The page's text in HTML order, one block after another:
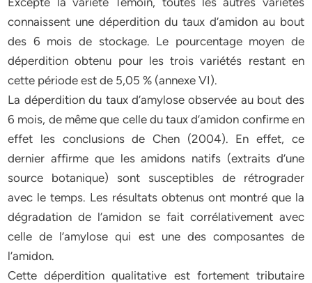
connaissent une déperdition du taux d’amidon au bout
des 6 mois de stockage. Le pourcentage moyen de
déperdition obtenu pour les trois variétés restant en
cette période est de 5,05 % (annexe VI).
La déperdition du taux d’amylose observée au bout des
6 mois, de même que celle du taux d’amidon confirme en
effet les conclusions de Chen (2004). En effet, ce
dernier affirme que les amidons natifs (extraits d’une
source botanique) sont susceptibles de rétrograder
avec le temps. Les résultats obtenus ont montré que la
dégradation de l’amidon se fait corrélativement avec
celle de l’amylose qui est une des composantes de
l’amidon.
Cette déperdition qualitative est fortement tributaire